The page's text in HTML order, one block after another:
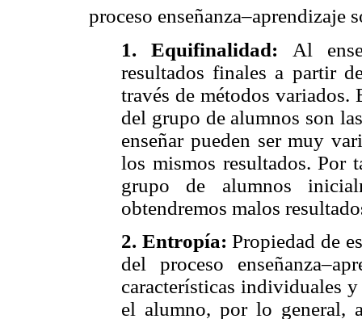
proceso enseñanza–aprendizaje
1.
Equifinalidad: Al
resultados finales a partir
través de métodos variados.
del grupo de alumnos son
enseñar pueden ser muy
los mismos resultados. Por
grupo de alumnos
obtendremos malos
2. Entropía:Propiedad de
del proceso
características individuales
el alumno, por lo general,